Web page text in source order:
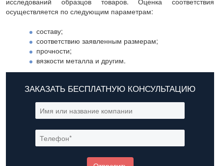
осуществляется по следующим параметрам:
составу;
соответствию заявленным размерам;
прочности;
вязкости металла и другим.
ЗАКАЗАТЬ БЕСПЛАТНУЮ КОНСУЛЬТАЦИЮ